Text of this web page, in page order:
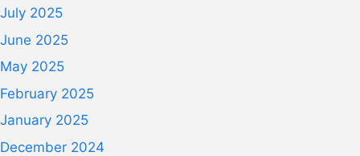
July 2025
June 2025
May 2025
February 2025
January 2025
December 2024